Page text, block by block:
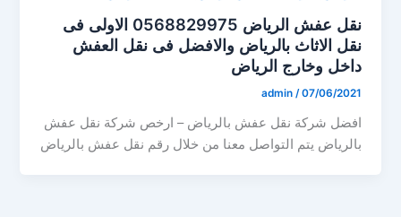
نقل عفش الرياض 0568829975 الاولى فى
نقل الاثاث بالرياض والافضل فى نقل العفش
داخل وخارج الرياض
admin /07/06/2021
افضل شركة نقل عفش بالرياض – ارخص شركة نقل عفش
بالرياض يتم التواصل معنا من خلال رقم نقل عفش بالرياض